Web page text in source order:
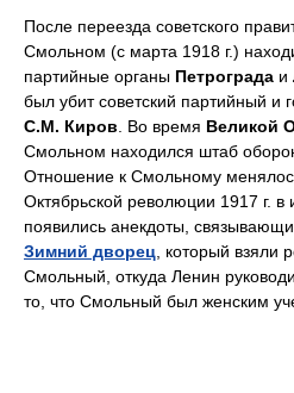
После переезда советского
Смольном (с марта 1918 г.)
партийные органы Петрограда и
был убит советский партийный и
С.М. Киров . Во время Великой
Смольном находился штаб
Отношение к Смольному
Октябрьской революции 1917 г. в
появились анекдоты,
Зимний дворец , который
Смольный, откуда Ленин
то, что Смольный был женским